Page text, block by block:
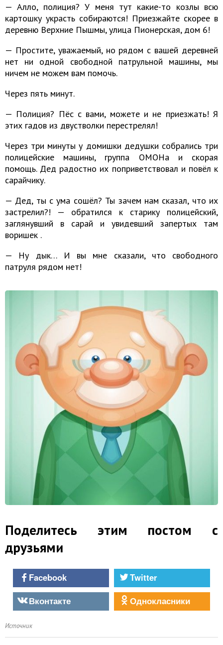
— Алло, полиция? У меня тут какие-то козлы всю
картошку украсть собираются! Приезжайте скорее в
деревню Верхние Пышмы, улица Пионерская, дом 6!
— Простите, уважаемый, но рядом с вашей деревней
нет ни одной свободной патрульной машины, мы
ничем не можем вам помочь.
Через пять минут.
— Полиция? Пёс с вами, можете и не приезжать! Я
этих гадов из двустволки перестрелял!
Через три минуты у домишки дедушки собрались три
полицейские машины, группа ОМОНа и скорая
помощь. Дед радостно их поприветствовал и повёл к
сарайчику.
— Дед, ты с ума сошёл? Ты зачем нам сказал, что их
застрелил?! — обратился к старику полицейский,
заглянувший в сарай и увидевший запертых там
воришек .
— Ну дык… И вы мне сказали, что свободного
патруля рядом нет!
Поделитесь этим постом с
друзьями
Facebook
Twitter
Вконтакте
Однокласники
Источник